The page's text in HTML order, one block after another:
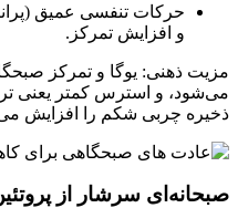
حرکات تنفسی عمیق
و افزایش تمرکز.
مزیت ذهنی: یوگا و تمرکز
می‌شود، و استرس کمتر یعنی
ذخیره چربی شکم را افزایش
صبحانه‌ای سرشار از